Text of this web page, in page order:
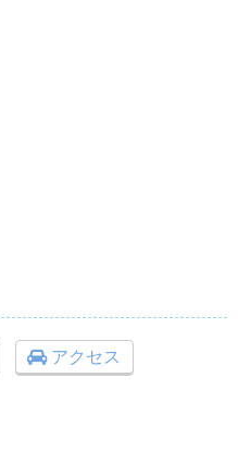
アクセス